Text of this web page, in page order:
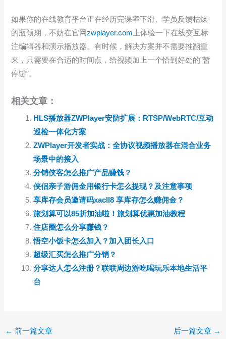
如果你的在线教育平台正在经历完课率下滑、学员反馈枯燥
的瓶颈期，不妨在官网zwplayer.com 上体验一下在线交互标
注编辑器和演示播放器。有时候，解决方案并不需要推翻重
来，只需要在合适的时间点，给视频加上一个恰到好处的”暂
停键”。
相关文章：
HLS播放器ZWPlayer安防扩展：RTSP/WebRTC/互动
巡检一体化方案
ZWPlayer开发者实战：全协议视频播放器在混合业务
场景中的接入
分销侠客怎么推广产品赚钱？
侠侣亲子游佣金用银行卡怎么提现？及注意事项
享库存会员邀请码xacll8 享库存怎么赚佣金？
旅划算可以85折加油啦！旅划算优惠加油教程
住店圈怎么分享赚钱？
悟空小饭卡怎么加入？加入团长入口
超级汇买怎么推广分销？
分享达人怎么注册？联联周边游吃喝玩乐本地生活平
台
← 前一篇文章 后一篇文章 →